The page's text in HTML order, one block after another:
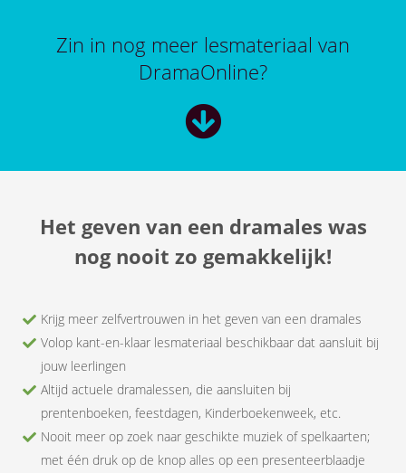
Zin in nog meer lesmateriaal van
DramaOnline?
Het geven van een dramales was
nog nooit zo gemakkelijk!
Krijg meer zelfvertrouwen in het geven van een dramales
Volop kant-en-klaar lesmateriaal beschikbaar dat aansluit bij
jouw leerlingen
Altijd actuele dramalessen, die aansluiten bij
prentenboeken, feestdagen, Kinderboekenweek, etc.
Nooit meer op zoek naar geschikte muziek of spelkaarten;
met één druk op de knop alles op een presenteerblaadje